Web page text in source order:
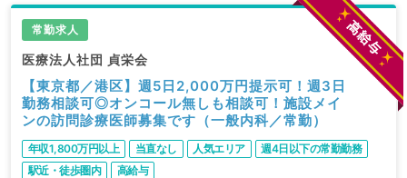
常勤求人
医療法人社団 貞栄会
【東京都／港区】週5日2,000万円提示可！週3日
勤務相談可◎オンコール無しも相談可！施設メイ
ンの訪問診療医師募集です（一般内科／常勤）
年収1,800万円以上 当直なし 人気エリア
週4日以下の常勤勤務
駅近・徒歩圏内
高給与